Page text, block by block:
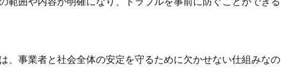
、事業者と社会全体の安定を守るために欠かせない仕組みなの